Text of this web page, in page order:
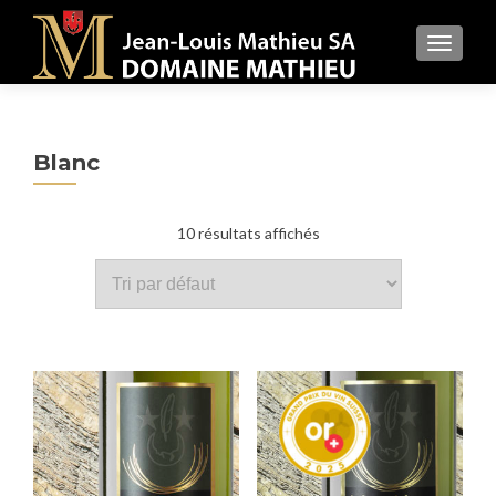
MENU
Blanc
10 résultats affichés